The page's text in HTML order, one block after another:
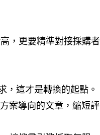
，更要精準對接採購者
，這才是轉換的起點。
案導向的文章，縮短評